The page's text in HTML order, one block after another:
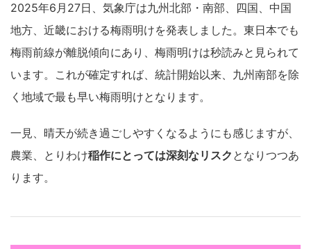
2025年6月27日、気象庁は九州北部・南部、四国、中国
地方、近畿における梅雨明けを発表しました。東日本でも
梅雨前線が離脱傾向にあり、梅雨明けは秒読みと見られて
います。これが確定すれば、統計開始以来、九州南部を除
く地域で最も早い梅雨明けとなります。
一見、晴天が続き過ごしやすくなるようにも感じますが、
農業、とりわけ稲作にとっては深刻なリスク となりつつあ
ります。